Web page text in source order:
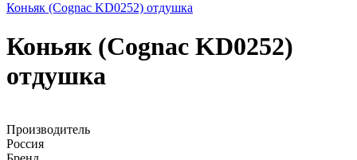
Коньяк (Cognac KD0252) отдушка
Коньяк (Cognac KD0252)
отдушка
Производитель
Россия